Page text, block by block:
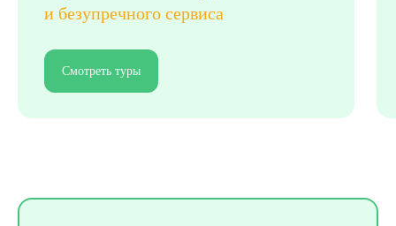
и безупречного сервиса
Смотреть туры